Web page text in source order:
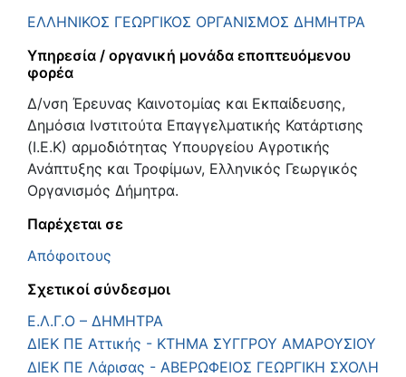
ΕΛΛΗΝΙΚΟΣ ΓΕΩΡΓΙΚΟΣ ΟΡΓΑΝΙΣΜΟΣ ΔΗΜΗΤΡΑ
Υπηρεσία / οργανική μονάδα εποπτευόμενου
φορέα
Δ/νση Έρευνας Καινοτομίας και Εκπαίδευσης,
Δημόσια Ινστιτούτα Επαγγελματικής Κατάρτισης
(Ι.Ε.Κ) αρμοδιότητας Υπουργείου Αγροτικής
Ανάπτυξης και Τροφίμων, Ελληνικός Γεωργικός
Οργανισμός Δήμητρα.
Παρέχεται σε
Απόφοιτους
Σχετικοί σύνδεσμοι
Ε.Λ.Γ.Ο – ΔΗΜΗΤΡΑ
ΔΙΕΚ ΠΕ Αττικής - ΚΤΗΜΑ ΣΥΓΓΡΟΥ ΑΜΑΡΟΥΣΙΟΥ
ΔΙΕΚ ΠΕ Λάρισας - ΑΒΕΡΩΦΕΙΟΣ ΓΕΩΡΓΙΚΗ ΣΧΟΛΗ